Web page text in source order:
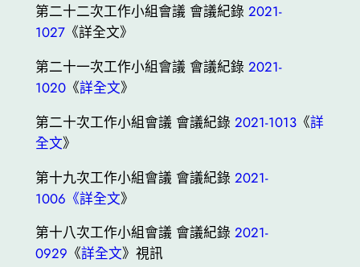
第二十二次工作小組會議 會議紀錄 2021-
1027《詳全文》
第二十一次工作小組會議 會議紀錄 2021-
1020《詳全文》
第二十次工作小組會議 會議紀錄 2021-1013《詳
全文》
第十九次工作小組會議 會議紀錄 2021-
1006《詳全文》
第十八次工作小組會議 會議紀錄 2021-
0929 《詳全文》視訊